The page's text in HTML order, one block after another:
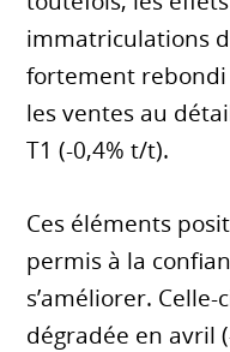
immatriculations
fortement rebondi
les ventes au
T1 (-0,4% t/t).
Ces éléments
permis à la
s’améliorer. Celle-
dégradée en avril